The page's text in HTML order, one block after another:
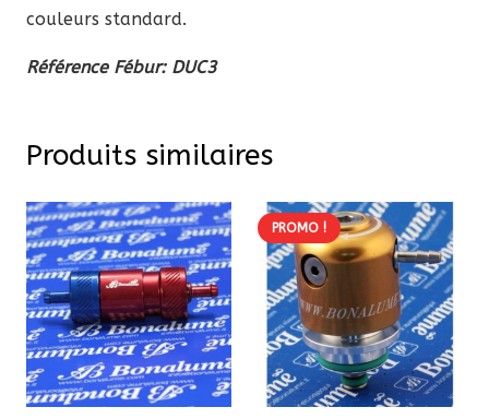
couleurs standard.
Référence Fébur: DUC3
Produits similaires
PROMO !